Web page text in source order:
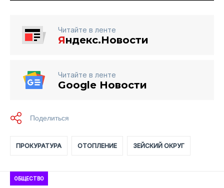
Читайте в ленте
Яндекс.Новости
Читайте в ленте
Google Новости
ПРОКУРАТУРА ОТОПЛЕНИЕ ЗЕЙСКИЙ ОКРУГ
ОБЩЕСТВО